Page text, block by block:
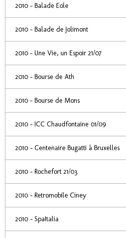
2010 - Balade Eole
2010 - Balade de Jolimont
2010 - Une Vie, un Espoir 21/07
2010 - Bourse de Ath
2010 - Bourse de Mons
2010 - ICC Chaudfontaine 01/09
2010 - Centenaire Bugatti à Bruxelles
2010 - Rochefort 21/03
2010 - Retromobile Ciney
2010 - SpaItalia